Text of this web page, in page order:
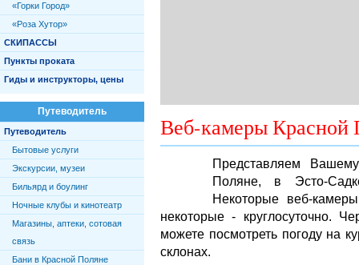
«Горки Город»
«Роза Хутор»
СКИПАССЫ
Пункты проката
Гиды и инструкторы, цены
Путеводитель
Путеводитель
Бытовые услуги
Экскурсии, музеи
Бильярд и боулинг
Ночные клубы и кинотеатр
Магазины, аптеки, сотовая
связь
Бани в Красной Поляне
Веб-камеры Красной
Представляем
Поляне, в Эсто-
Некоторые веб-
некоторые - круглосуточно.
можете посмотреть погоду на
склонах.